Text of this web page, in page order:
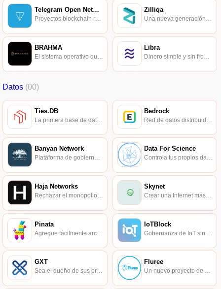
Telegram Open Network
Proyectos blockchain rápidos, seguros y escalables.
Zilliqa
Una nueva generación de cadena pública de alto rendimiento, centrada en proporcionar una plataforma de ejecución para aplicaciones.
BRAHMA
El sistema operativo que aloja la web descentralizada.
Libra
Dinero simple y sin fronteras e infraestructura financiera para miles de millones de personas.
Datos (00)
Ties.DB
La primera base de datos de inteligencia pública descentralizada del mundo.
Bedrock
Banyan Network
Plataforma de gobierno de datos de Banyan.
Data For Science
Controla tus propios datos.
Haja Networks
Rechazar el monopolio de datos, una nueva generación de protocolo de base de datos descentralizado.
Skynet
Crear una Internet más libre.
Pinata
Agregue fácilmente archivos a IPFS.
IoTBlock
GXT
Sea el dueño de sus propios datos y construya una ecología económica de datos basada en blockchain.
Fluree
Un nuevo proyecto de base de datos basado en tecnología blockchain.